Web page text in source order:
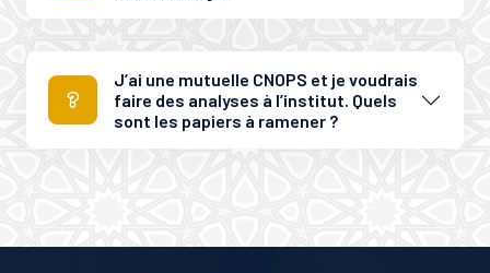
J’ai une mutuelle CNOPS et je voudrais
faire des analyses à l’institut. Quels
sont les papiers à ramener ?